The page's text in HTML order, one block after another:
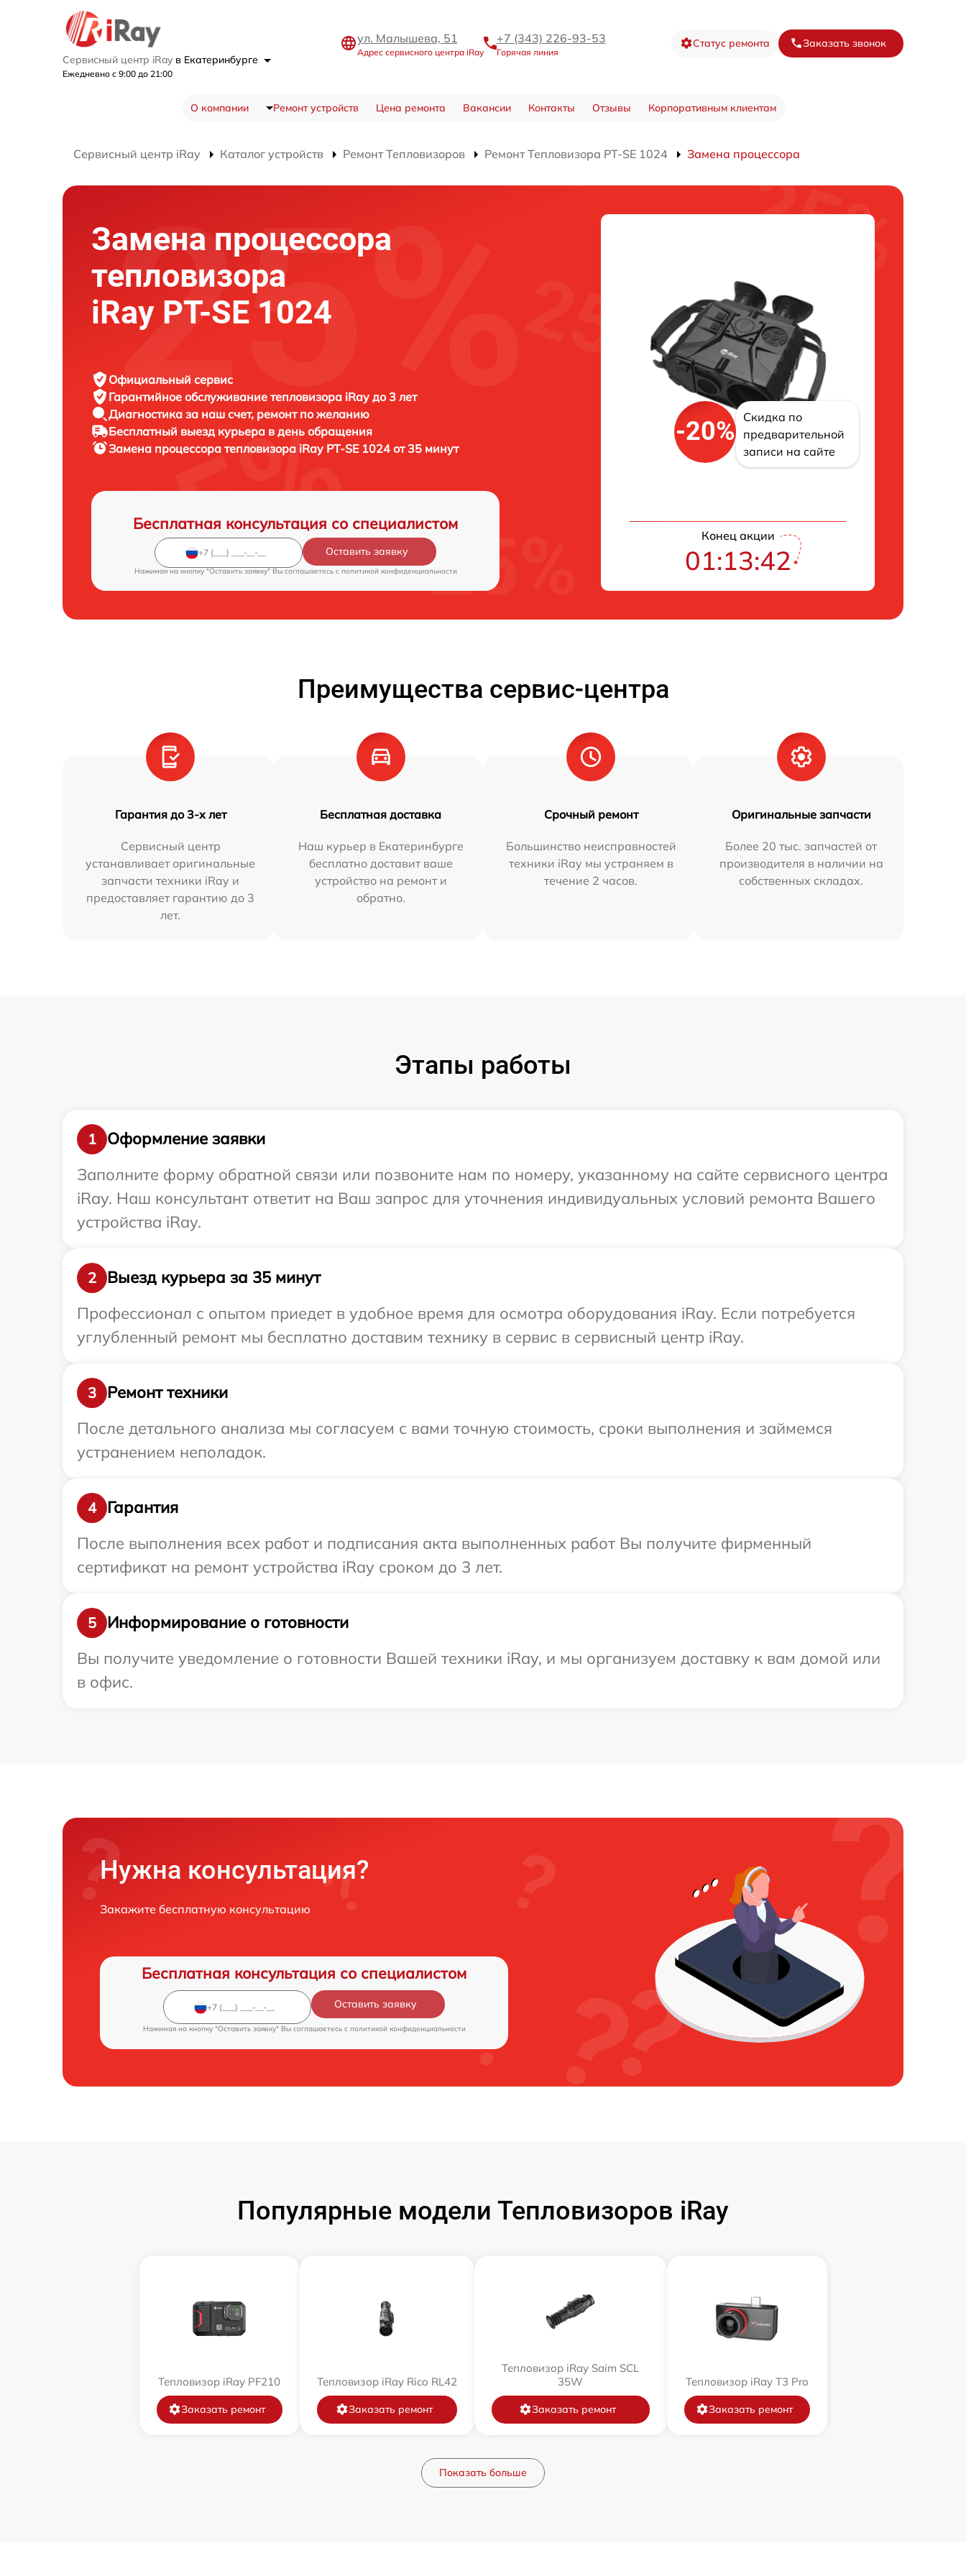
Сервисный центр iRay в Екатеринбурге
Ежедневно с 9:00 до 21:00
ул. Малышева, 51
Адрес сервисного центра iRay
+7 (343) 226-93-53
Горячая линия
Статус ремонта Заказать звонок
О компании Ремонт устройств Цена ремонта Вакансии Контакты Отзывы Корпоративным клиентам
Сервисный центр iRay Каталог устройств Ремонт Тепловизоров Ремонт Тепловизора PT-SE 1024 Замена процессора
Замена процессора
тепловизора
iRay PT-SE 1024
Официальный сервис
Гарантийное обслуживание тепловизора iRay до 3 лет
Диагностика за наш счет, ремонт по желанию
Бесплатный выезд курьера в день обращения
Замена процессора тепловизора iRay PT-SE 1024 от 35 минут
Бесплатная консультация со специалистом
Оставить заявку
Нажимая на кнопку "Оставить заявку" Вы соглашаетесь c политикой конфиденциальности
-20%
Скидка по
предварительной
записи на сайте
Конец акции
01:13:42
Преимущества сервис-центра
Гарантия до 3-х лет
Сервисный центр
устанавливает оригинальные
запчасти техники iRay и
предоставляет гарантию до 3
лет.
Бесплатная доставка
Наш курьер в Екатеринбурге
бесплатно доставит ваше
устройство на ремонт и
обратно.
Срочный ремонт
Большинство неисправностей
техники iRay мы устраняем в
течение 2 часов.
Оригинальные запчасти
Более 20 тыс. запчастей от
производителя в наличии на
собственных складах.
Этапы работы
1
Оформление заявки
Заполните форму обратной связи или позвоните нам по номеру, указанному на сайте сервисного центра
iRay. Наш консультант ответит на Ваш запрос для уточнения индивидуальных условий ремонта Вашего
устройства iRay.
2
Выезд курьера за 35 минут
Профессионал с опытом приедет в удобное время для осмотра оборудования iRay. Если потребуется
углубленный ремонт мы бесплатно доставим технику в сервис в сервисный центр iRay.
3
Ремонт техники
После детального анализа мы согласуем с вами точную стоимость, сроки выполнения и займемся
устранением неполадок.
4
Гарантия
После выполнения всех работ и подписания акта выполненных работ Вы получите фирменный
сертификат на ремонт устройства iRay сроком до 3 лет.
5
Информирование о готовности
Вы получите уведомление о готовности Вашей техники iRay, и мы организуем доставку к вам домой или
в офис.
Нужна консультация?
Закажите бесплатную консультацию
Бесплатная консультация со специалистом
Оставить заявку
Нажимая на кнопку "Оставить заявку" Вы соглашаетесь c политикой конфиденциальности
Популярные модели Тепловизоров iRay
Тепловизор iRay PF210
Заказать ремонт
Тепловизор iRay Rico RL42
Заказать ремонт
Тепловизор iRay Saim SCL
35W
Заказать ремонт
Тепловизор iRay T3 Pro
Заказать ремонт
Показать больше